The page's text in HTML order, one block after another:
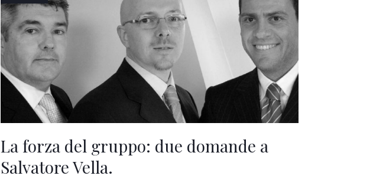
La forza del gruppo: due domande a
Salvatore Vella.
due
domande
a
Salvatore
Vella.